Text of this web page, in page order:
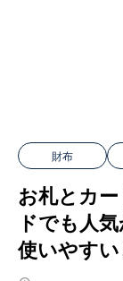
財布
お札とカ
ドでも人
使いやすい